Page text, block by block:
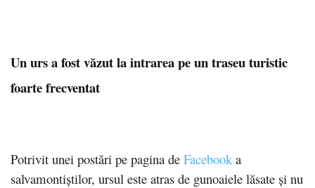
Un urs a fost văzut la intrarea pe un traseu turistic
foarte frecventat
Potrivit unei postări pe pagina de Facebook a
salvamontiștilor, ursul este atras de gunoaiele lăsate şi nu